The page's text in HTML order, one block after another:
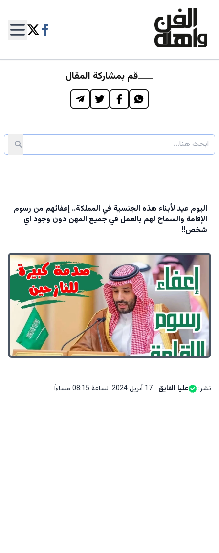
قم بمشاركة المقال
اليوم عيد لأبناء هذه الجنسية في المملكة.. إعفائهم من رسوم
الإقامة والسماح لهم بالعمل في جميع المهن دون وجود اي
شخص!!
نشر: عليا الفايق 17 أبريل 2024 الساعة 08:15 مساءاً